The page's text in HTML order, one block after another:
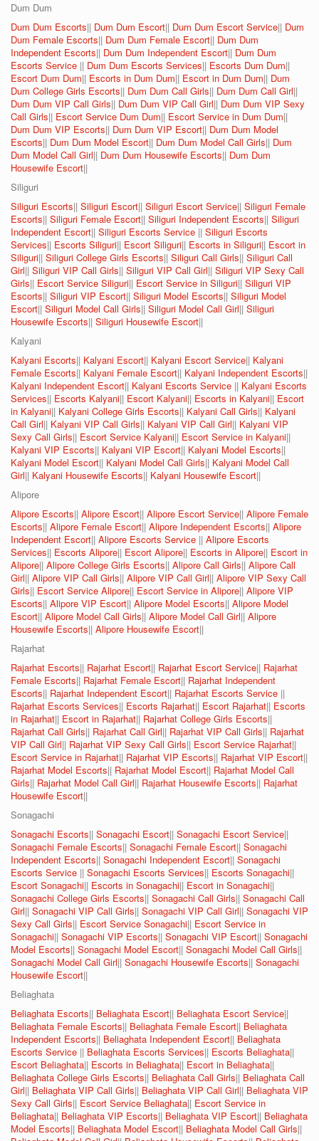
Dum Dum
Dum Dum Escorts|| Dum Dum Escort|| Dum Dum Escort Service|| Dum
Dum Female Escorts|| Dum Dum Female Escort|| Dum Dum
Independent Escorts|| Dum Dum Independent Escort|| Dum Dum
Escorts Service || Dum Dum Escorts Services|| Escorts Dum Dum||
Escort Dum Dum|| Escorts in Dum Dum|| Escort in Dum Dum|| Dum
Dum College Girls Escorts|| Dum Dum Call Girls|| Dum Dum Call Girl||
Dum Dum VIP Call Girls|| Dum Dum VIP Call Girl|| Dum Dum VIP Sexy
Call Girls|| Escort Service Dum Dum|| Escort Service in Dum Dum||
Dum Dum VIP Escorts|| Dum Dum VIP Escort|| Dum Dum Model
Escorts|| Dum Dum Model Escort|| Dum Dum Model Call Girls|| Dum
Dum Model Call Girl|| Dum Dum Housewife Escorts|| Dum Dum
Housewife Escort||
Siliguri
Siliguri Escorts|| Siliguri Escort|| Siliguri Escort Service|| Siliguri Female
Escorts|| Siliguri Female Escort|| Siliguri Independent Escorts|| Siliguri
Independent Escort|| Siliguri Escorts Service || Siliguri Escorts
Services|| Escorts Siliguri|| Escort Siliguri|| Escorts in Siliguri|| Escort in
Siliguri|| Siliguri College Girls Escorts|| Siliguri Call Girls|| Siliguri Call
Girl|| Siliguri VIP Call Girls|| Siliguri VIP Call Girl|| Siliguri VIP Sexy Call
Girls|| Escort Service Siliguri|| Escort Service in Siliguri|| Siliguri VIP
Escorts|| Siliguri VIP Escort|| Siliguri Model Escorts|| Siliguri Model
Escort|| Siliguri Model Call Girls|| Siliguri Model Call Girl|| Siliguri
Housewife Escorts|| Siliguri Housewife Escort||
Kalyani
Kalyani Escorts|| Kalyani Escort|| Kalyani Escort Service|| Kalyani
Female Escorts|| Kalyani Female Escort|| Kalyani Independent Escorts||
Kalyani Independent Escort|| Kalyani Escorts Service || Kalyani Escorts
Services|| Escorts Kalyani|| Escort Kalyani|| Escorts in Kalyani|| Escort
in Kalyani|| Kalyani College Girls Escorts|| Kalyani Call Girls|| Kalyani
Call Girl|| Kalyani VIP Call Girls|| Kalyani VIP Call Girl|| Kalyani VIP
Sexy Call Girls|| Escort Service Kalyani|| Escort Service in Kalyani||
Kalyani VIP Escorts|| Kalyani VIP Escort|| Kalyani Model Escorts||
Kalyani Model Escort|| Kalyani Model Call Girls|| Kalyani Model Call
Girl|| Kalyani Housewife Escorts|| Kalyani Housewife Escort||
Alipore
Alipore Escorts|| Alipore Escort|| Alipore Escort Service|| Alipore Female
Escorts|| Alipore Female Escort|| Alipore Independent Escorts|| Alipore
Independent Escort|| Alipore Escorts Service || Alipore Escorts
Services|| Escorts Alipore|| Escort Alipore|| Escorts in Alipore|| Escort in
Alipore|| Alipore College Girls Escorts|| Alipore Call Girls|| Alipore Call
Girl|| Alipore VIP Call Girls|| Alipore VIP Call Girl|| Alipore VIP Sexy Call
Girls|| Escort Service Alipore|| Escort Service in Alipore|| Alipore VIP
Escorts|| Alipore VIP Escort|| Alipore Model Escorts|| Alipore Model
Escort|| Alipore Model Call Girls|| Alipore Model Call Girl|| Alipore
Housewife Escorts|| Alipore Housewife Escort||
Rajarhat
Rajarhat Escorts|| Rajarhat Escort|| Rajarhat Escort Service|| Rajarhat
Female Escorts|| Rajarhat Female Escort|| Rajarhat Independent
Escorts|| Rajarhat Independent Escort|| Rajarhat Escorts Service ||
Rajarhat Escorts Services|| Escorts Rajarhat|| Escort Rajarhat|| Escorts
in Rajarhat|| Escort in Rajarhat|| Rajarhat College Girls Escorts||
Rajarhat Call Girls|| Rajarhat Call Girl|| Rajarhat VIP Call Girls|| Rajarhat
VIP Call Girl|| Rajarhat VIP Sexy Call Girls|| Escort Service Rajarhat||
Escort Service in Rajarhat|| Rajarhat VIP Escorts|| Rajarhat VIP Escort||
Rajarhat Model Escorts|| Rajarhat Model Escort|| Rajarhat Model Call
Girls|| Rajarhat Model Call Girl|| Rajarhat Housewife Escorts|| Rajarhat
Housewife Escort||
Sonagachi
Sonagachi Escorts|| Sonagachi Escort|| Sonagachi Escort Service||
Sonagachi Female Escorts|| Sonagachi Female Escort|| Sonagachi
Independent Escorts|| Sonagachi Independent Escort|| Sonagachi
Escorts Service || Sonagachi Escorts Services|| Escorts Sonagachi||
Escort Sonagachi|| Escorts in Sonagachi|| Escort in Sonagachi||
Sonagachi College Girls Escorts|| Sonagachi Call Girls|| Sonagachi Call
Girl|| Sonagachi VIP Call Girls|| Sonagachi VIP Call Girl|| Sonagachi VIP
Sexy Call Girls|| Escort Service Sonagachi|| Escort Service in
Sonagachi|| Sonagachi VIP Escorts|| Sonagachi VIP Escort|| Sonagachi
Model Escorts|| Sonagachi Model Escort|| Sonagachi Model Call Girls||
Sonagachi Model Call Girl|| Sonagachi Housewife Escorts|| Sonagachi
Housewife Escort||
Beliaghata
Beliaghata Escorts|| Beliaghata Escort|| Beliaghata Escort Service||
Beliaghata Female Escorts|| Beliaghata Female Escort|| Beliaghata
Independent Escorts|| Beliaghata Independent Escort|| Beliaghata
Escorts Service || Beliaghata Escorts Services|| Escorts Beliaghata||
Escort Beliaghata|| Escorts in Beliaghata|| Escort in Beliaghata||
Beliaghata College Girls Escorts|| Beliaghata Call Girls|| Beliaghata Call
Girl|| Beliaghata VIP Call Girls|| Beliaghata VIP Call Girl|| Beliaghata VIP
Sexy Call Girls|| Escort Service Beliaghata|| Escort Service in
Beliaghata|| Beliaghata VIP Escorts|| Beliaghata VIP Escort|| Beliaghata
Model Escorts|| Beliaghata Model Escort|| Beliaghata Model Call Girls||